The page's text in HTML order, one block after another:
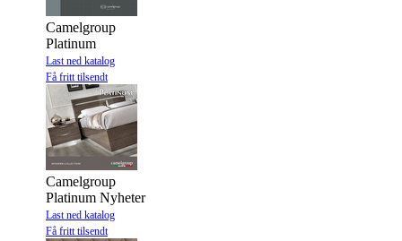
Camelgroup
Platinum
Last ned katalog
Få fritt tilsendt
Camelgroup
Platinum Nyheter
Last ned katalog
Få fritt tilsendt